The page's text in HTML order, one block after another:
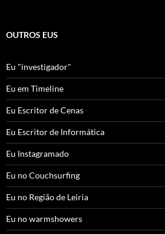
OUTROS EUS
Eu "investigador"
Eu em Timeline
Eu Escritor de Cenas
Eu Escritor de Informática
Eu Instagramado
Eu no Couchsurfing
Eu no Região de Leiria
Eu no warmshowers